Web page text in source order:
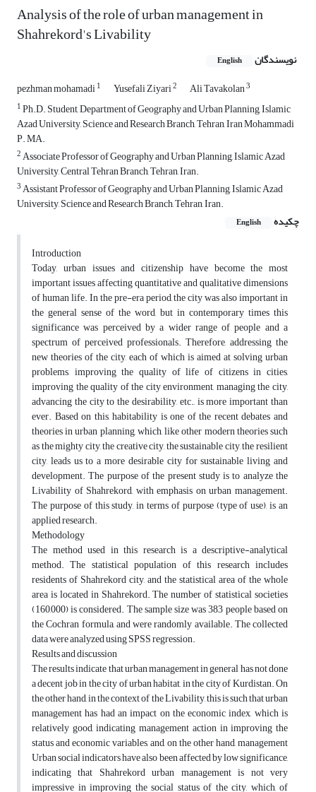
Analysis of the role of urban management in
Shahrekord's Livability
نویسندگان English
pezhman mohamadi1 Yusefali Ziyari2 Ali Tavakolan3
1Ph.D. Student, Department of Geography and Urban Planning, Islamic
Azad University, Science and Research Branch, Tehran, Iran Mohammadi
P. MA.
2Associate Professor of Geography and Urban Planning, Islamic Azad
University, Central Tehran Branch, Tehran, Iran.
3Assistant Professor of Geography and Urban Planning, Islamic Azad
University, Science and Research Branch, Tehran, Iran.
چکیده
English
Introduction
Today, urban issues and citizenship have become the most
important issues affecting quantitative and qualitative dimensions
of human life. In the pre-era period, the city was also important in
the general sense of the word, but in contemporary times this
significance was perceived by a wider range of people and a
spectrum of perceived professionals. Therefore, addressing the
new theories of the city, each of which is aimed at solving urban
problems, improving the quality of life of citizens in cities,
improving the quality of the city environment, managing the city,
advancing the city to the desirability, etc., is more important than
ever. Based on this, habitability is one of the recent debates and
theories in urban planning, which, like other modern theories such
as the mighty city, the creative city, the sustainable city, the resilient
city, leads us to a more desirable city for sustainable living and
development. The purpose of the present study is to analyze the
Livability of Shahrekord, with emphasis on urban management.
The purpose of this study, in terms of purpose (type of use), is an
applied research.
Methodology
The method used in this research is a descriptive-analytical
method. The statistical population of this research includes
residents of Shahrekord city, and the statistical area of the whole
area is located in Shahrekord. The number of statistical societies
(160,000) is considered. The sample size was 383 people based on
the Cochran formula, and were randomly available. The collected
data were analyzed using SPSS regression.
Results and discussion
The results indicate that urban management in general has not done
a decent job in the city of urban habitat, in the city of Kurdistan. On
the other hand, in the context of the Livability, this is such that urban
management has had an impact on the economic index, which is
relatively good, indicating management action in improving the
status and economic variables, and, on the other hand, management
Urban social indicators have also been affected by low significance,
indicating that Shahrekord urban management is not very
impressive in improving the social status of the city, which, of